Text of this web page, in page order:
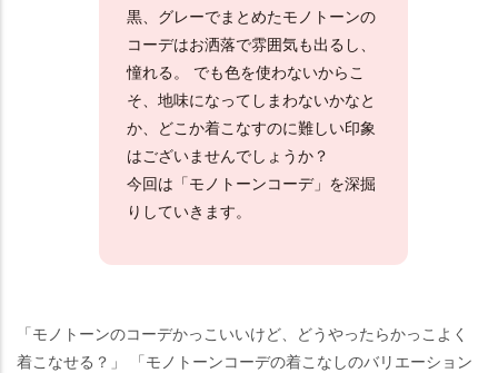
黒、グレーでまとめたモノトーンの
コーデはお洒落で雰囲気も出るし、
憧れる。 でも色を使わないからこ
そ、地味になってしまわないかなと
か、どこか着こなすのに難しい印象
はございませんでしょうか？
今回は「モノトーンコーデ」を深掘
りしていきます。
「モノトーンのコーデかっこいいけど、どうやったらかっこよく
着こなせる？」 「モノトーンコーデの着こなしのバリエーション